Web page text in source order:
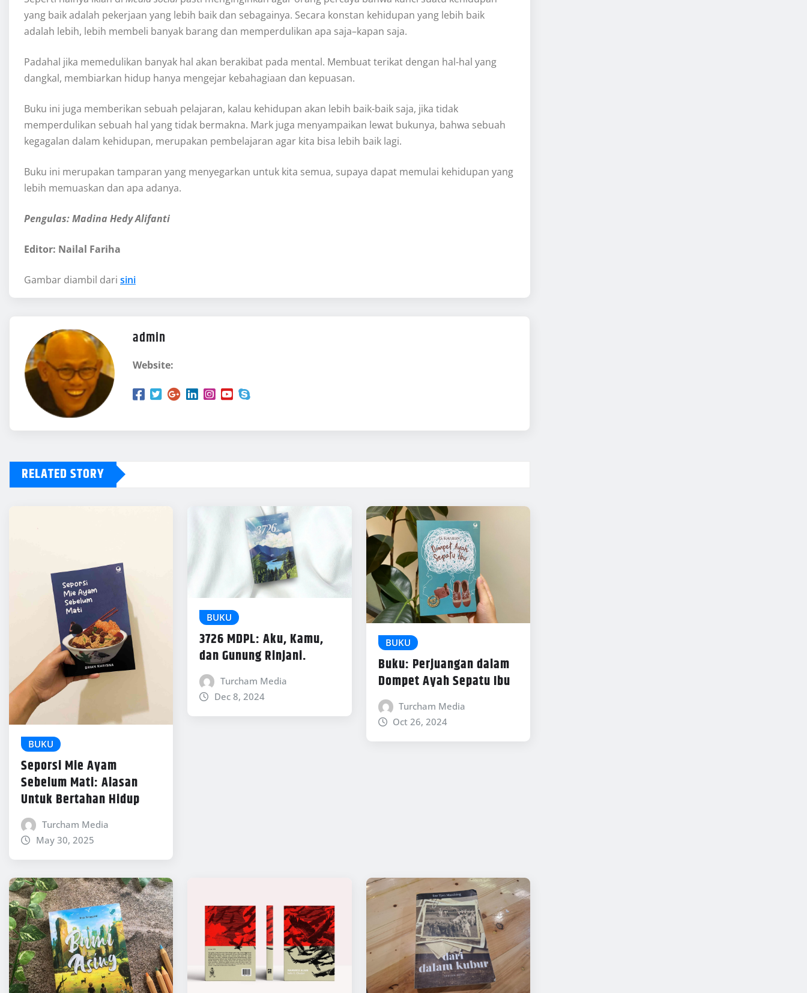
yang baik adalah pekerjaan yang lebih baik dan sebagainya. Secara konstan kehidupan yang lebih baik
adalah lebih, lebih membeli banyak barang dan memperdulikan apa saja–kapan saja.
Padahal jika memedulikan banyak hal akan berakibat pada mental. Membuat terikat dengan hal-hal yang
dangkal, membiarkan hidup hanya mengejar kebahagiaan dan kepuasan.
Buku ini juga memberikan sebuah pelajaran, kalau kehidupan akan lebih baik-baik saja, jika tidak
memperdulikan sebuah hal yang tidak bermakna. Mark juga menyampaikan lewat bukunya, bahwa sebuah
kegagalan dalam kehidupan, merupakan pembelajaran agar kita bisa lebih baik lagi.
Buku ini merupakan tamparan yang menyegarkan untuk kita semua, supaya dapat memulai kehidupan yang
lebih memuaskan dan apa adanya.
Pengulas: Madina Hedy Alifanti
Editor: Nailal Fariha
Gambar diambil dari sini
admin
Website:
RELATED STORY
BUKU
Seporsi Mie Ayam
Sebelum Mati: Alasan
Untuk Bertahan Hidup
Turcham Media
May 30, 2025
BUKU
3726 MDPL: Aku, Kamu,
dan Gunung Rinjani.
Turcham Media
Dec 8, 2024
BUKU
Buku: Perjuangan dalam
Dompet Ayah Sepatu Ibu
Turcham Media
Oct 26, 2024